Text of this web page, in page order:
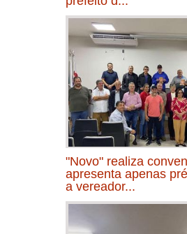
"Novo" realiza
apresenta apenas
a vereador...